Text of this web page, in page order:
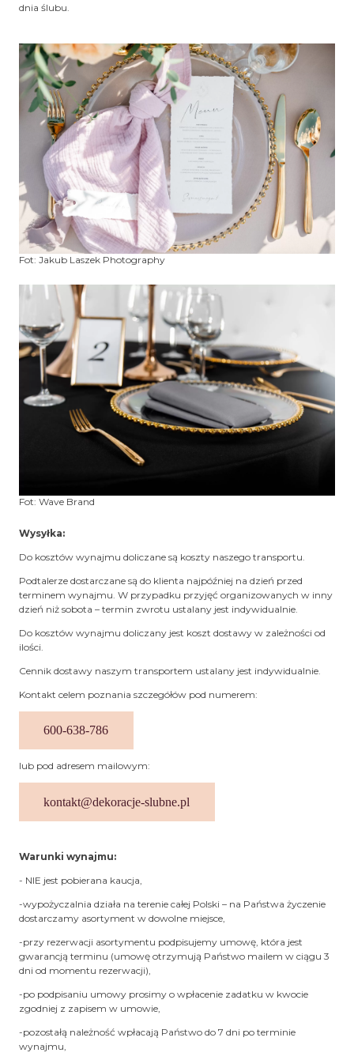
dnia ślubu.
Fot: Jakub Laszek Photography
Fot: Wave Brand
Wysyłka:
Do kosztów wynajmu doliczane są koszty naszego transportu.
Podtalerze dostarczane są do klienta najpóźniej na dzień przed
terminem wynajmu. W przypadku przyjęć organizowanych w inny
dzień niż sobota – termin zwrotu ustalany jest indywidualnie.
Do kosztów wynajmu doliczany jest koszt dostawy w zależności od
ilości.
Cennik dostawy naszym transportem ustalany jest indywidualnie.
Kontakt celem poznania szczegółów pod numerem:
600-638-786
lub pod adresem mailowym:
kontakt@dekoracje-slubne.pl
Warunki wynajmu:
- NIE jest pobierana kaucja,
-wypożyczalnia działa na terenie całej Polski – na Państwa życzenie
dostarczamy asortyment w dowolne miejsce,
-przy rezerwacji asortymentu podpisujemy umowę, która jest
gwarancją terminu (umowę otrzymują Państwo mailem w ciągu 3
dni od momentu rezerwacji),
-po podpisaniu umowy prosimy o wpłacenie zadatku w kwocie
zgodniej z zapisem w umowie,
-pozostałą należność wpłacają Państwo do 7 dni po terminie
wynajmu,